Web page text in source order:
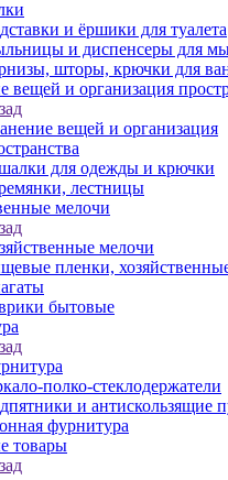
и ёршики для туалета
и диспенсеры для
шторы, крючки для
вещей и организация
вещей и организация
для одежды и крючки
лестницы
мелочи
мелочи
пленки,
бытовые
полко-стеклодержатели
и антискользящие
фурнитура
товары